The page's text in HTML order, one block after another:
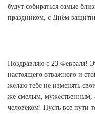
будут собираться самые
праздником, с Днём
Поздравляю с 23 Февраля!
настоящего отважного и
желаю тебе не изменять
же смелым, мужественным,
человеком! Пусть все пути